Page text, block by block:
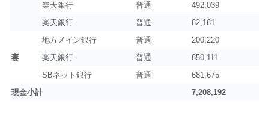
楽天銀行
普通
492,039
楽天銀行
普通 82,181
妻
地方メイン銀行 普通
200,220
楽天銀行
普通
850,111
SBネット銀行
普通
681,675
現金小計
7,208,192